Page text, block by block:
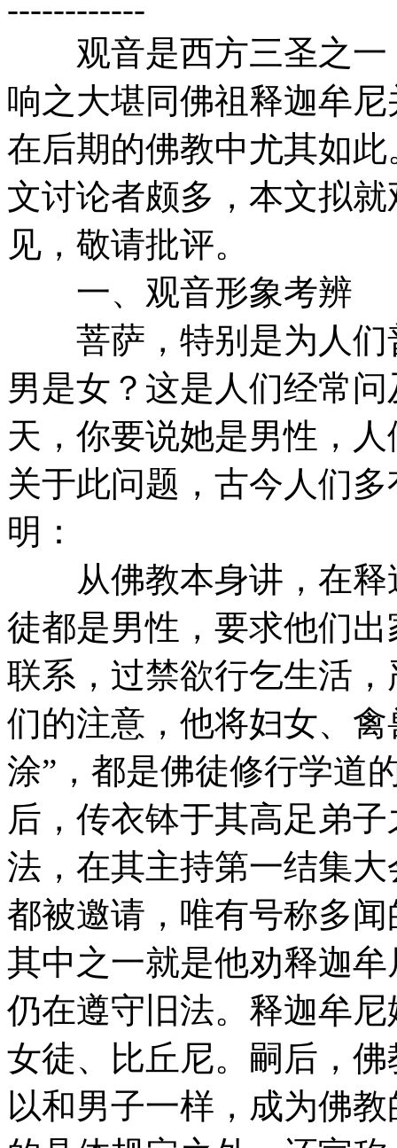
------------
观音是西方三圣之一
响之大堪同佛祖释迦牟
在后期的佛教中尤其如
文讨论者颇多，本文拟
见，敬请批评。
一、观音形象考辨
菩萨，特别是为人们
男是女？这是人们经常
天，你要说她是男性，
关于此问题，古今人们
明：
从佛教本身讲，在释
徒都是男性，要求他们
联系，过禁欲行乞生活
们的注意，他将妇女、
涂”，都是佛徒修行学道
后，传衣钵于其高足弟
法，在其主持第一结集
都被邀请，唯有号称多
其中之一就是他劝释迦
仍在遵守旧法。释迦牟
女徒、比丘尼。嗣后，
以和男子一样，成为佛